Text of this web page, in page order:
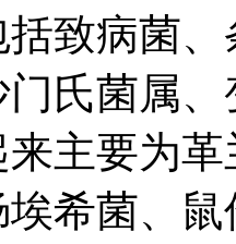
致病菌
氏菌属
来主要为
希菌、